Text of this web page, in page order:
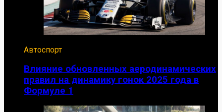
Автоспорт
Влияние обновленных аеродинамических
правил на динамику гонок 2025 года в
Формуле 1